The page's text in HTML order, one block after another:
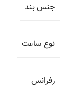
جنس بند
نوع ساعت
رفرانس